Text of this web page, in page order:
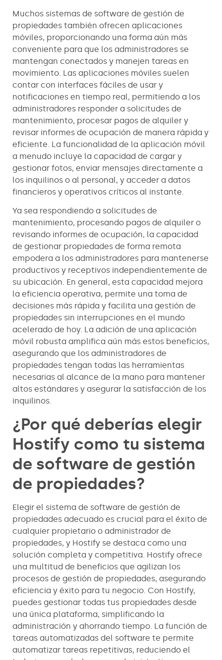
Muchos sistemas de software de gestión de
propiedades también ofrecen aplicaciones
móviles, proporcionando una forma aún más
conveniente para que los administradores se
mantengan conectados y manejen tareas en
movimiento. Las aplicaciones móviles suelen
contar con interfaces fáciles de usar y
notificaciones en tiempo real, permitiendo a los
administradores responder a solicitudes de
mantenimiento, procesar pagos de alquiler y
revisar informes de ocupación de manera rápida y
eficiente. La funcionalidad de la aplicación móvil
a menudo incluye la capacidad de cargar y
gestionar fotos, enviar mensajes directamente a
los inquilinos o al personal, y acceder a datos
financieros y operativos críticos al instante.
Ya sea respondiendo a solicitudes de
mantenimiento, procesando pagos de alquiler o
revisando informes de ocupación, la capacidad
de gestionar propiedades de forma remota
empodera a los administradores para mantenerse
productivos y receptivos independientemente de
su ubicación. En general, esta capacidad mejora
la eficiencia operativa, permite una toma de
decisiones más rápida y facilita una gestión de
propiedades sin interrupciones en el mundo
acelerado de hoy. La adición de una aplicación
móvil robusta amplifica aún más estos beneficios,
asegurando que los administradores de
propiedades tengan todas las herramientas
necesarias al alcance de la mano para mantener
altos estándares y asegurar la satisfacción de los
inquilinos.
¿Por qué deberías elegir
Hostify como tu sistema
de software de gestión
de propiedades?
Elegir el sistema de software de gestión de
propiedades adecuado es crucial para el éxito de
cualquier propietario o administrador de
propiedades, y Hostify se destaca como una
solución completa y competitiva. Hostify ofrece
una multitud de beneficios que agilizan los
procesos de gestión de propiedades, asegurando
eficiencia y éxito para tu negocio. Con Hostify,
puedes gestionar todas tus propiedades desde
una única plataforma, simplificando la
administración y ahorrando tiempo. La función de
tareas automatizadas del software te permite
automatizar tareas repetitivas, reduciendo el